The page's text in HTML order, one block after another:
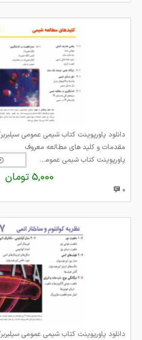
دانلود پاورپوینت کتاب شیمی عمومی
مقدمات و کلید های مطالعه معروف
پاورپوینت کتاب شیمی عمومی سیلبربرگ
5,000 تومان
0
دانلود پاورپوینت کتاب شیمی عمومی